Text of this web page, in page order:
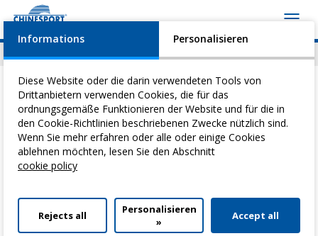
News Geschehen Video Download
Sie befinden sich hier:Home>Heilgymnastik>Bunte Kissen >
Zylinder-Kissen 50 X 25 ø Cm
Informations Personalisieren
Diese Website oder die darin verwendeten Tools von
Drittanbietern verwenden Cookies, die für das
ordnungsgemäße Funktionieren der Website und für die in
den Cookie-Richtlinien beschriebenen Zwecke nützlich sind.
Wenn Sie mehr erfahren oder alle oder einige Cookies
ablehnen möchten, lesen Sie den Abschnitt
cookie policy
Rejects all
Personalisieren
»
Accept all